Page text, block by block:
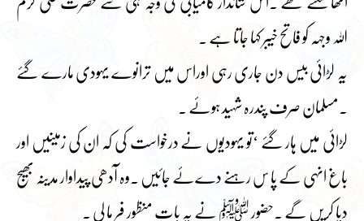
اللہ وجہہ کو فاتح خیبر کہا جاتا ہے ۔
یہ لڑائی بیس دن جاری رہی اوراس میں ترانوے یہودی مارے گئے
۔مسلمان صرف پندرہ شہید ہوئے ۔
لڑائی میں ہار گئے ‘تو یہودیوں نے درخواست کی کہ ان کی زمینیں اور
باغ انہی کے پا س رہنے دےئے جائیں ۔وہ آدھی پیداوار مدینہ بھیج
دیا کریں گے ۔حضور ﷺ نے یہ بات منظور فر ما لی ۔